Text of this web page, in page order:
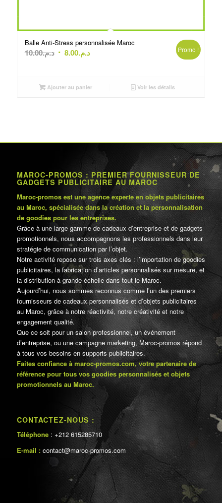
Balle Anti-Stress personnalisée Maroc
د.م.10.00
Le
était :
د.م.8.00
Le
est :
Promo !
Ajouter au panier Voir les détails
MAROC-PROMOS : PREMIER FOURNISSEUR DE
GADGETS PUBLICITAIRE AU MAROC
Maroc-promos est une agence experte en objets publicitaires
au Maroc, spécialisée dans la création et la personnalisation
de goodies pour les entreprises.
Grâce à une large gamme de cadeaux d’entreprise et de gadgets
promotionnels, nous accompagnons les professionnels dans leur
stratégie de communication par l’objet.
Notre activité repose sur trois axes clés : l’importation de goodies
publicitaires, la fabrication d’articles personnalisés sur mesure, et
la distribution à grande échelle dans tout le Maroc.
Aujourd’hui, nous sommes reconnus comme l’un des premiers
fournisseurs de cadeaux personnalisés et d’objets publicitaires
au Maroc, grâce à notre réactivité, notre créativité et notre
engagement qualité.
Que ce soit pour un salon professionnel, un événement
d’entreprise, ou une campagne marketing, Maroc-promos répond
à tous vos besoins en supports publicitaires.
Faites confiance à maroc-promos.com, votre partenaire de
référence pour tous vos goodies personnalisés et objets
promotionnels au Maroc.
CONTACTEZ-NOUS :
Téléphone : +212 615285710
E-mail : contact@maroc-promos.com